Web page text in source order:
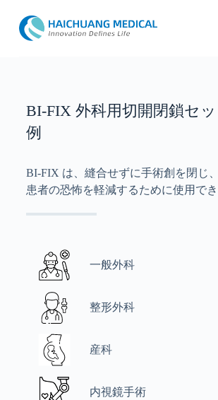
ン
BI-FIX 外科用切開閉鎖セ
例
BI-FIX は、縫合せずに手術創を閉じ
患者の恐怖を軽減するために使用でき
一般外科
整形外科
産科
内視鏡手術